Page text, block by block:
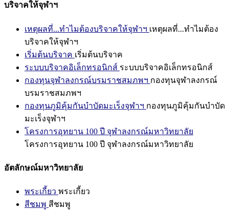
บริจาคให้จุฬาฯ
เหตุผลที่...ทำไมต้องบริจาคให้จุฬาฯ เหตุผลที่...ทำไมต้อง
บริจาคให้จุฬาฯ
เริ่มต้นบริจาค เริ่มต้นบริจาค
ระบบบริจาคอิเล็กทรอนิกส์ ระบบบริจาคอิเล็กทรอนิกส์
กองทุนจุฬาลงกรณ์บรมราชสมภพฯ กองทุนจุฬาลงกรณ์
บรมราชสมภพฯ
กองทุนภูมิคุ้มกันบำบัดมะเร็งจุฬาฯ กองทุนภูมิคุ้มกันบำบัด
มะเร็งจุฬาฯ
โครงการอุทยาน 100 ปี จุฬาลงกรณ์มหาวิทยาลัย
โครงการอุทยาน 100 ปี จุฬาลงกรณ์มหาวิทยาลัย
อัตลักษณ์มหาวิทยาลัย
พระเกี้ยว พระเกี้ยว
สีชมพู สีชมพู